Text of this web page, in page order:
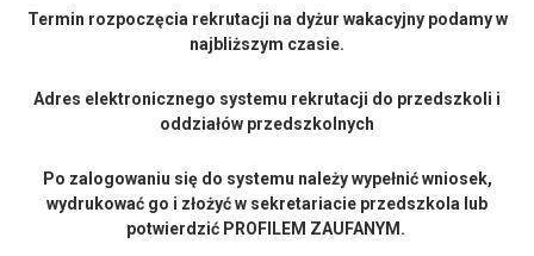
Termin rozpoczęcia rekrutacji na dyżur wakacyjny podamy w
najbliższym czasie.
Adres elektronicznego systemu rekrutacji do przedszkoli i
oddziałów przedszkolnych
Po zalogowaniu się do systemu należy wypełnić wniosek,
wydrukować go i złożyć w sekretariacie przedszkola lub
potwierdzić PROFILEM ZAUFANYM.